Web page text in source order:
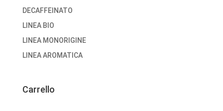
DECAFFEINATO
LINEA BIO
LINEA MONORIGINE
LINEA AROMATICA
Carrello